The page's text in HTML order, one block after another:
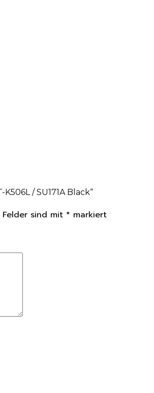
/ SU171A Black“
sind mit * markiert